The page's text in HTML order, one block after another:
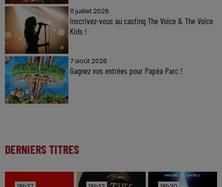
11 juillet 2026
Inscrivez-vous au casting The Voice & The Voice
Kids !
7 août 2026
Gagnez vos entrées pour Papéa Parc !
DERNIERS TITRES